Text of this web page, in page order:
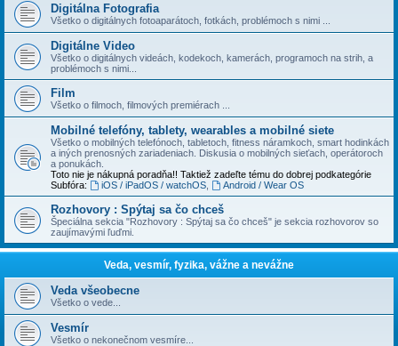
Digitálna Fotografia
Všetko o digitálnych fotoaparátoch, fotkách, problémoch s nimi ...
Digitálne Video
Všetko o digitálnych videách, kodekoch, kamerách, programoch na strih, a
problémoch s nimi...
Film
Všetko o filmoch, filmových premiérach ...
Mobilné telefóny, tablety, wearables a mobilné siete
Všetko o mobilných telefónoch, tabletoch, fitness náramkoch, smart hodinkách
a iných prenosných zariadeniach. Diskusia o mobilných sieťach, operátoroch
a ponukách.
Toto nie je nákupná poradňa!! Taktiež zadeľte tému do dobrej podkategórie
Subfóra:
iOS / iPadOS / watchOS, Android / Wear OS
Rozhovory : Spýtaj sa čo chceš
Špeciálna sekcia "Rozhovory : Spýtaj sa čo chceš" je sekcia rozhovorov so
zaujímavými ľuďmi.
Veda, vesmír, fyzika, vážne a nevážne
Veda všeobecne
Všetko o vede...
Vesmír
Všetko o nekonečnom vesmíre...